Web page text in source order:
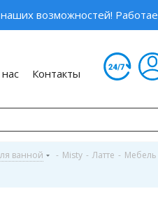
возможностей!
Контакты
ванной - Misty - Латте - Мебель